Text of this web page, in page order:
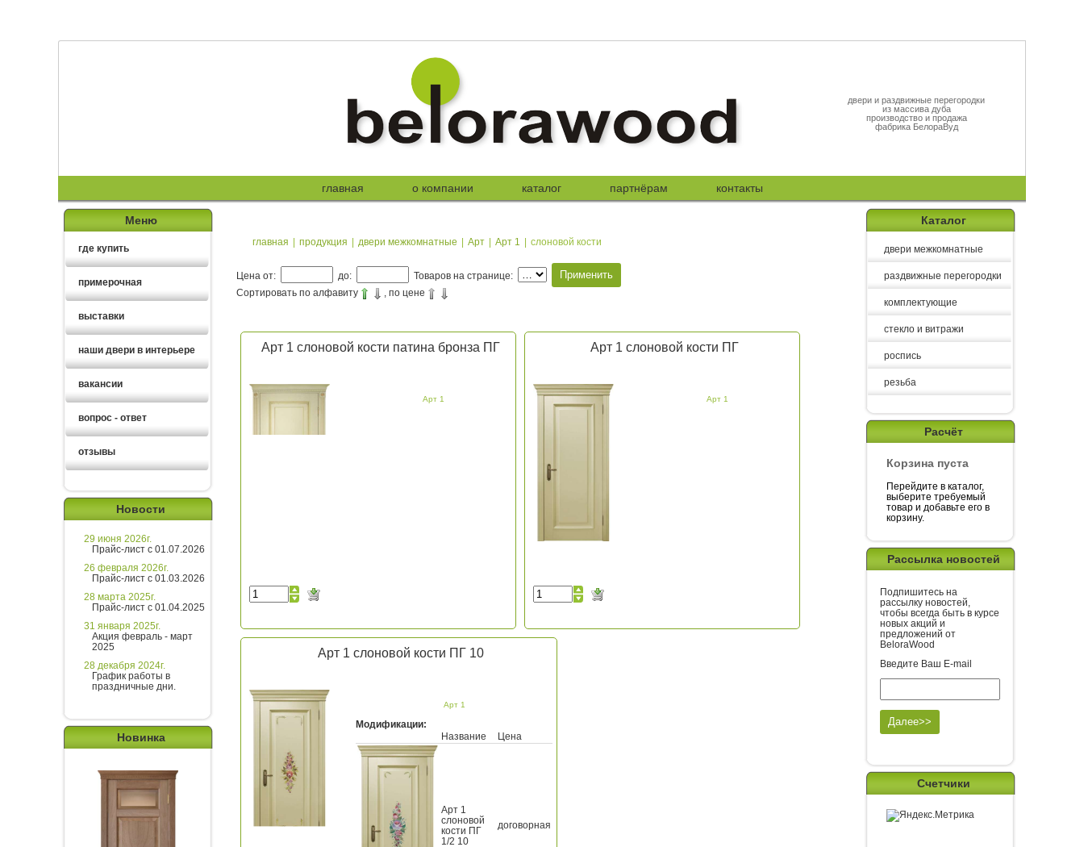
двери и раздвижные перегородки
из массива дуба
производство и продажа
фабрика БелораВуд
главная о компании каталог партнёрам контакты
Меню
где купить
примерочная
выставки
наши двери в интерьере
вакансии
вопрос - ответ
отзывы
Новости
29 июня 2026г.
Прайс-лист с 01.07.2026
26 февраля 2026г.
Прайс-лист с 01.03.2026
28 марта 2025г.
Прайс-лист с 01.04.2025
31 января 2025г.
Акция февраль - март
2025
28 декабря 2024г.
График работы в
праздничные дни.
Новинка
Каталог
двери межкомнатные
раздвижные перегородки
комплектующие
стекло и витражи
роспись
резьба
Расчёт
Корзина пуста
Перейдите в каталог,
выберите требуемый
товар и добавьте его в
корзину.
Рассылка новостей
Подпишитесь на
рассылку новостей,
чтобы всегда быть в курсе
новых акций и
предложений от
BeloraWood
Введите Ваш E-mail
Счетчики
главная | продукция | двери межкомнатные | Арт | Арт 1 | слоновой кости
Цена от: до:
Товаров на странице:
Сортировать по алфавиту
, по цене
Арт 1 слоновой кости патина бронза ПГ
Арт 1
Арт 1 слоновой кости ПГ
Арт 1
Арт 1 слоновой кости ПГ 10
Арт 1
Модификации:
Название
Цена
Арт 1
слоновой
кости ПГ
1/2 10
договорная